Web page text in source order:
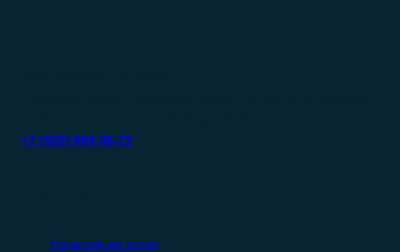
+7 (920) 909-36-72
Написать на почту